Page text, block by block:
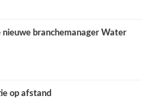
nieuwe branchemanager Water
op afstand